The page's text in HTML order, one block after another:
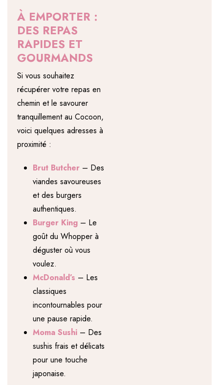
À EMPORTER :
DES REPAS
RAPIDES ET
GOURMANDS
Si vous souhaitez
récupérer votre repas en
chemin et le savourer
tranquillement au Cocoon,
voici quelques adresses à
proximité :
Brut Butcher – Des
viandes savoureuses
et des burgers
authentiques.
Burger King – Le
goût du Whopper à
déguster où vous
voulez.
McDonald’s – Les
classiques
incontournables pour
une pause rapide.
Moma Sushi – Des
sushis frais et délicats
pour une touche
japonaise.